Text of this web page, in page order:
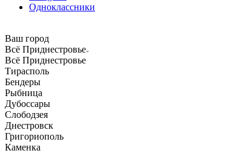
Одноклассники
Ваш город
Всё Приднестровье
Всё Приднестровье
Тирасполь
Бендеры
Рыбница
Дубоссары
Слободзея
Днестровск
Григориополь
Каменка